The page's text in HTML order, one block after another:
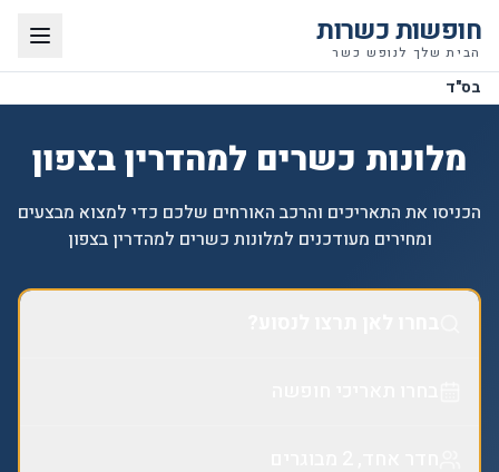
חופשות כשרות
הבית שלך לנופש כשר
בס"ד
מלונות כשרים למהדרין בצפון
הכניסו את התאריכים והרכב האורחים שלכם כדי למצוא מבצעים
ומחירים מעודכנים למלונות כשרים למהדרין בצפון